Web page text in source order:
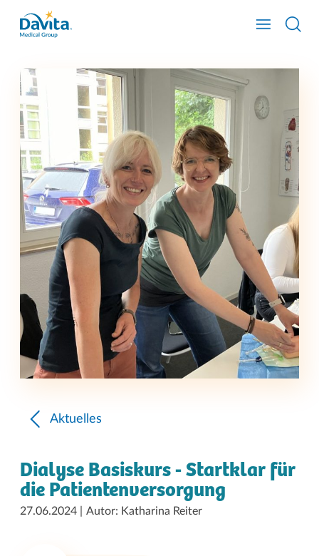
Aktuelles
Dialyse Basiskurs - Startklar für
die Patientenversorgung
27.06.2024 Autor: Katharina Reiter